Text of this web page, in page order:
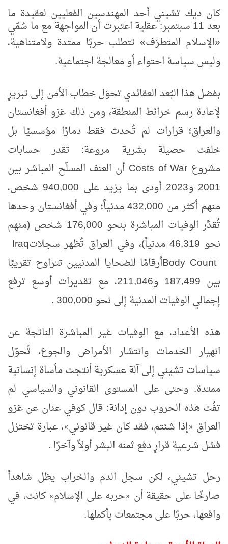
كان ديك تشيني أحد المهندسين الفعليين لعقيدة ما
بعد 11 سبتمبر: عقلية اعتبرت أن المواجهة مع ما سُمّي
«الإسلام المتطرّف» تتطلب حربًا ممتدة ولامتناهية،
وليس سياسة احتواء أو معالجة اجتماعية.
بفضل هذا البُعد العقائدي تحوّل خطاب الأمن إلى تبريرٍ
لإعادة رسم خرائط المنطقة، ومن ذلك غزو أفغانستان
والعراق؛ قرارات لم تُحدث فقط دمارًا مؤسسيًا بل
خلفت حصيلة بشرية مروعة: تقدر حسابات
مشروع Costs of War أن العنف المسلّح المباشر بين
2001 و2023 أودى بما يزيد على 940,000 شخص،
منهم أكثر من 432,000 مدنياً؛ وفي أفغانستان وحدها
تُقدَّر الوفيات المباشرة بنحو 176,000 شخص (منهم
نحو 46,319 مدنياً)، وفي العراق تُظهر سجلات
Iraq
Body Countأرقامًا للضحايا المدنيين تتراوح تقريبًا
بين 187,499 و211,046، مع تقديرات أوسع ترفع
إجمالي الوفيات المدنية إلى نحو 300,000
.
هذه الأعداد، مع الوفيات غير المباشرة الناتجة عن
انهيار الخدمات وانتشار الأمراض والجوع، تُحوّل
سياسات تشيني إلى آلة عسكرية أنتجت مأساة إنسانية
ممتدة. وحتى على المستوى القانوني والسياسي لم
تفُت هذه الحروب دون إدانة: قال كوفي عنان عن غزو
العراق «إذا شئتم، فقد كان غير قانوني»، عبارة تختزل
فشل شرعية قرارٍ دفع ثمنه البشر أولاً وآخرًا.
رحل تشيني، لكن سجل الدم والخراب يظل شاهداً
صارخًا على حقيقة أن «حربه على الإسلام» كانت، في
واقعها، حربًا على مجتمعات بأكملها.